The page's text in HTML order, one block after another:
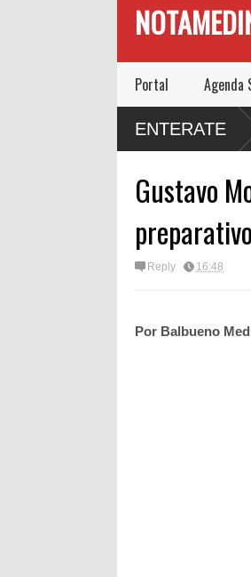
Portal Agenda
ENTERATE
Luis Abinader hará justicia al promulgar
Gustavo
Reply 16:48
Por Balbueno